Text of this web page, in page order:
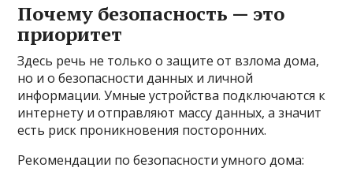
Почему безопасность — это
приоритет
Здесь речь не только о защите от взлома дома,
но и о безопасности данных и личной
информации. Умные устройства подключаются к
интернету и отправляют массу данных, а значит
есть риск проникновения посторонних.
Рекомендации по безопасности умного дома: